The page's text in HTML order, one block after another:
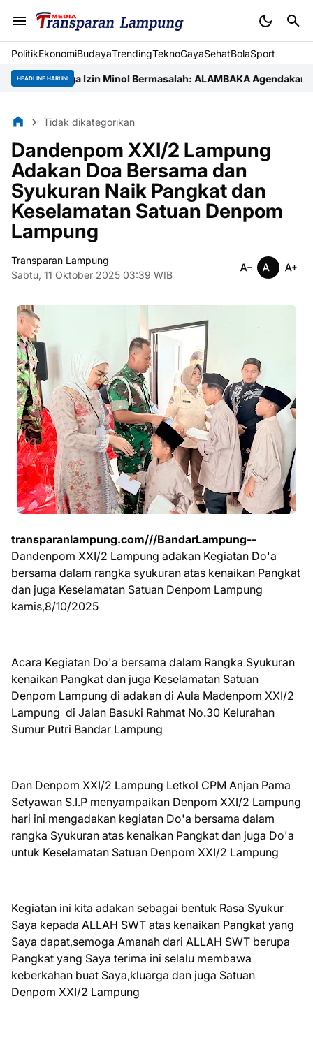
PolitikEkonomiBudayaTrendingTeknoGayaSehatBolaSport
HEADLINE HARI INI
Izin Minol Bermasalah: ALAMBAKA Agendakan Aksi di
Tidak dikategorikan
Dandenpom XXI/2 Lampung
Adakan Doa Bersama dan
Syukuran Naik Pangkat dan
Keselamatan Satuan Denpom
Lampung
Transparan Lampung
Sabtu, 11 Oktober 2025 03:39 WIB
transparanlampung.com///BandarLampung--
Dandenpom XXI/2 Lampung adakan Kegiatan Do'a
bersama dalam rangka syukuran atas kenaikan Pangkat
dan juga Keselamatan Satuan Denpom Lampung
kamis,8/10/2025
Acara Kegiatan Do'a bersama dalam Rangka Syukuran
kenaikan Pangkat dan juga Keselamatan Satuan
Denpom Lampung di adakan di Aula Madenpom XXI/2
Lampung di Jalan Basuki Rahmat No.30 Kelurahan
Sumur Putri Bandar Lampung
Dan Denpom XXI/2 Lampung Letkol CPM Anjan Pama
Setyawan S.I.P menyampaikan Denpom XXI/2 Lampung
hari ini mengadakan kegiatan Do'a bersama dalam
rangka Syukuran atas kenaikan Pangkat dan juga Do'a
untuk Keselamatan Satuan Denpom XXI/2 Lampung
Kegiatan ini kita adakan sebagai bentuk Rasa Syukur
Saya kepada ALLAH SWT atas kenaikan Pangkat yang
Saya dapat,semoga Amanah dari ALLAH SWT berupa
Pangkat yang Saya terima ini selalu membawa
keberkahan buat Saya,kluarga dan juga Satuan
Denpom XXI/2 Lampung